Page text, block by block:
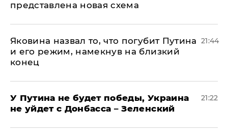
представлена новая схема
Яковина назвал то, что погубит Путина
и его режим, намекнув на близкий
конец
21:44
У Путина не будет победы, Украина
не уйдет с Донбасса – Зеленский
21:22